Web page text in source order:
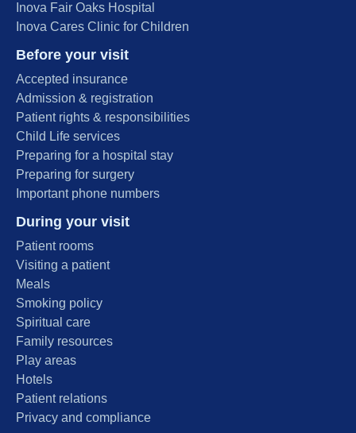
Inova Fair Oaks Hospital
Inova Cares Clinic for Children
Before your visit
Accepted insurance
Admission & registration
Patient rights & responsibilities
Child Life services
Preparing for a hospital stay
Preparing for surgery
Important phone numbers
During your visit
Patient rooms
Visiting a patient
Meals
Smoking policy
Spiritual care
Family resources
Play areas
Hotels
Patient relations
Privacy and compliance